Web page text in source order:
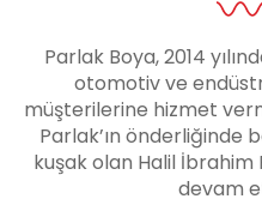
Parlak Boya, 2014
otomotiv ve
müşterilerine hizmet
Parlak’ın önderliğinde
kuşak olan Halil İbrahim
devam